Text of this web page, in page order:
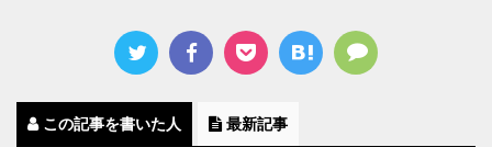
この記事を書いた人 最新記事